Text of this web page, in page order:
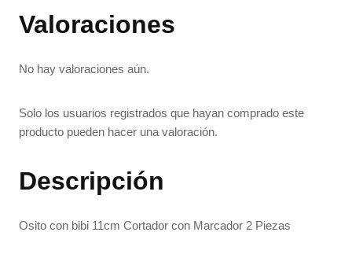
Valoraciones
No hay valoraciones aún.
Solo los usuarios registrados que hayan comprado este
producto pueden hacer una valoración.
Descripción
Osito con bibi 11cm Cortador con Marcador 2 Piezas